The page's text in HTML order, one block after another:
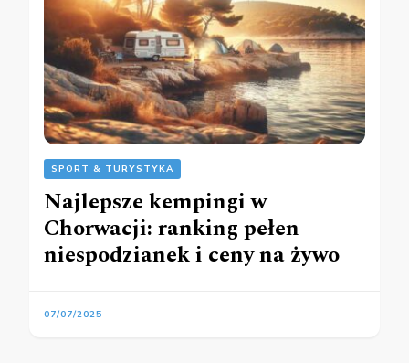
SPORT & TURYSTYKA
Najlepsze kempingi w
Chorwacji: ranking pełen
niespodzianek i ceny na żywo
07/07/2025